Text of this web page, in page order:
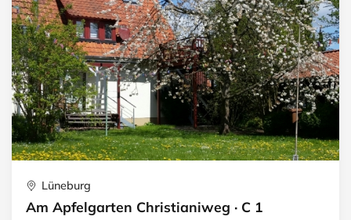
Lüneburg
Am Apfelgarten Christianiweg · C 1